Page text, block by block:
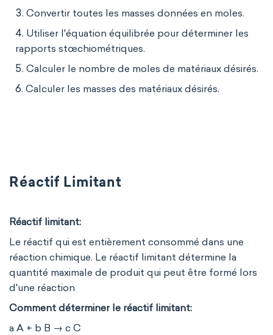
Convertir toutes les masses données en moles.
Utiliser l'équation équilibrée pour déterminer les
rapports stœchiométriques.
Calculer le nombre de moles de matériaux désirés.
Calculer les masses des matériaux désirés.
Réactif Limitant
Réactif limitant:
Le réactif qui est entièrement consommé dans une
réaction chimique. Le réactif limitant détermine la
quantité maximale de produit qui peut être formé lors
d'une réaction
Comment déterminer le réactif limitant:
a A + b B → c C